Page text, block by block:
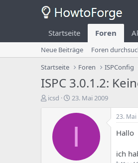
Startseite Foren
Neue Beiträge
Foren
Startseite
Foren ISPConfig
ISPC 3.0.1.2:
E
icsd
E
s
u
23. Mai 2009
I
23. Mai
Hallo
ich